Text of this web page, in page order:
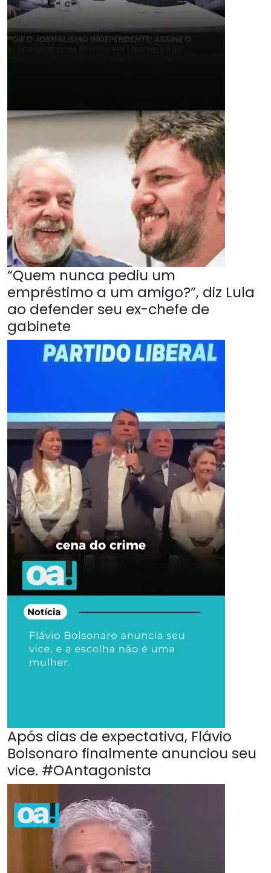
“Quem nunca pediu um
empréstimo a um amigo?”, diz Lula
ao defender seu ex-chefe de
gabinete
Após dias de expectativa, Flávio
Bolsonaro finalmente anunciou seu
vice. #OAntagonista